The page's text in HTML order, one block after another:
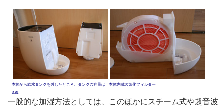
本体から給水タンクを外したところ。タンクの容量は
3.8L
本体内蔵の気化フィルター
一般的な加湿方法としては、このほかにスチーム式や超音波